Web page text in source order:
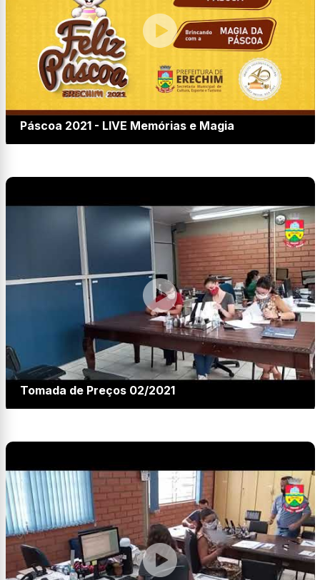
Páscoa 2021 - LIVE Memórias e Magia
Tomada de Preços 02/2021